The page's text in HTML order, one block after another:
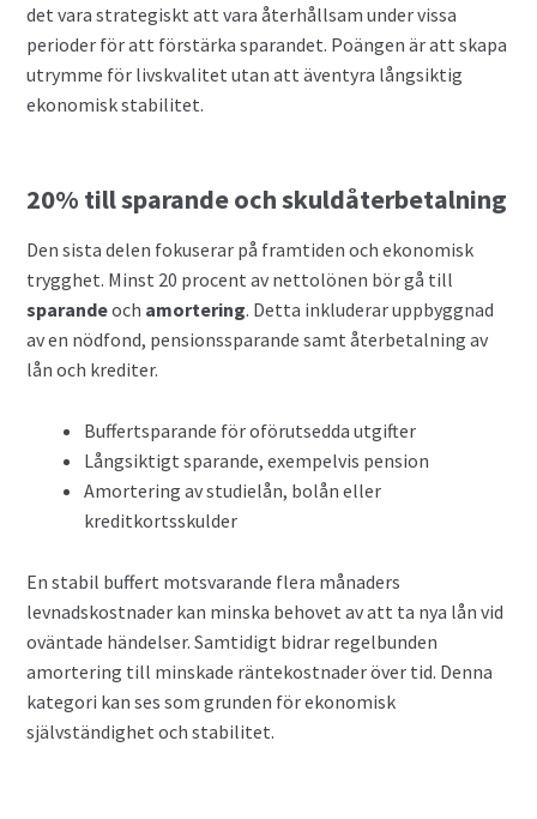
det vara strategiskt att vara återhållsam under vissa
perioder för att förstärka sparandet. Poängen är att skapa
utrymme för livskvalitet utan att äventyra långsiktig
ekonomisk stabilitet.
20% till sparande och skuldåterbetalning
Den sista delen fokuserar på framtiden och ekonomisk
trygghet. Minst 20 procent av nettolönen bör gå till
sparandeoch amortering. Detta inkluderar uppbyggnad
av en nödfond, pensionssparande samt återbetalning av
lån och krediter.
Buffertsparande för oförutsedda utgifter
Långsiktigt sparande, exempelvis pension
Amortering av studielån, bolån eller
kreditkortsskulder
En stabil buffert motsvarande flera månaders
levnadskostnader kan minska behovet av att ta nya lån vid
oväntade händelser. Samtidigt bidrar regelbunden
amortering till minskade räntekostnader över tid. Denna
kategori kan ses som grunden för ekonomisk
självständighet och stabilitet.